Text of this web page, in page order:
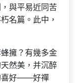
與平易近同苦
名篇。此中，
擁？有幾多金
然美，并沉醉
喜好——好禪